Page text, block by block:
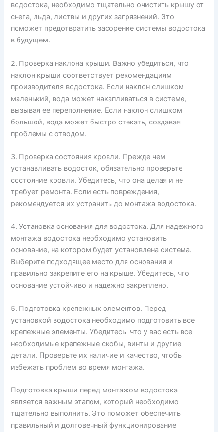
водостока, необходимо тщательно очистить крышу от
снега, льда, листвы и других загрязнений. Это
поможет предотвратить засорение системы водостока
в будущем.
2. Проверка наклона крыши. Важно убедиться, что
наклон крыши соответствует рекомендациям
производителя водостока. Если наклон слишком
маленький, вода может накапливаться в системе,
вызывая ее переполнение. Если наклон слишком
большой, вода может быстро стекать, создавая
проблемы с отводом.
3. Проверка состояния кровли. Прежде чем
устанавливать водосток, обязательно проверьте
состояние кровли. Убедитесь, что она целая и не
требует ремонта. Если есть повреждения,
рекомендуется их устранить до монтажа водостока.
4. Установка основания для водостока. Для надежного
монтажа водостока необходимо установить
основание, на котором будет установлена система.
Выберите подходящее место для основания и
правильно закрепите его на крыше. Убедитесь, что
основание устойчиво и надежно закреплено.
5. Подготовка крепежных элементов. Перед
установкой водостока необходимо подготовить все
крепежные элементы. Убедитесь, что у вас есть все
необходимые крепежные скобы, винты и другие
детали. Проверьте их наличие и качество, чтобы
избежать проблем во время монтажа.
Подготовка крыши перед монтажом водостока
является важным этапом, который необходимо
тщательно выполнить. Это поможет обеспечить
правильный и долговечный функционирование